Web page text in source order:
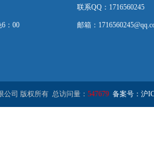
：00
联系QQ：1716560245
邮箱：
司 版权所有 总访问量： 547679 备案号：沪